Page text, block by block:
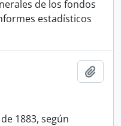
de los fondos
estadísticos
1883, según